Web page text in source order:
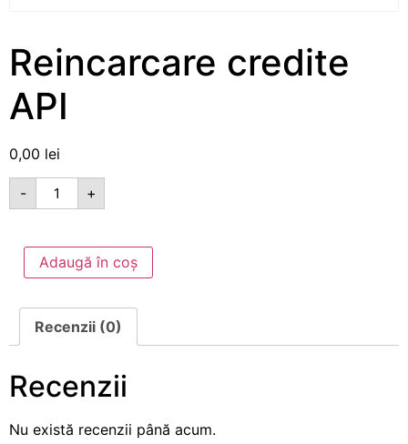
Reincarcare credite
API
0,00 lei
- +
Adaugă în coș
Recenzii (0)
Recenzii
Nu există recenzii până acum.